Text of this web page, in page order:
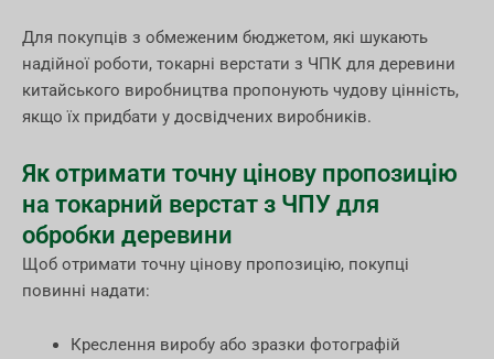
Для покупців з обмеженим бюджетом, які шукають
надійної роботи, токарні верстати з ЧПК для деревини
китайського виробництва пропонують чудову цінність,
якщо їх придбати у досвідчених виробників.
Як отримати точну цінову пропозицію
на токарний верстат з ЧПУ для
обробки деревини
Щоб отримати точну цінову пропозицію, покупці
повинні надати:
Креслення виробу або зразки фотографій